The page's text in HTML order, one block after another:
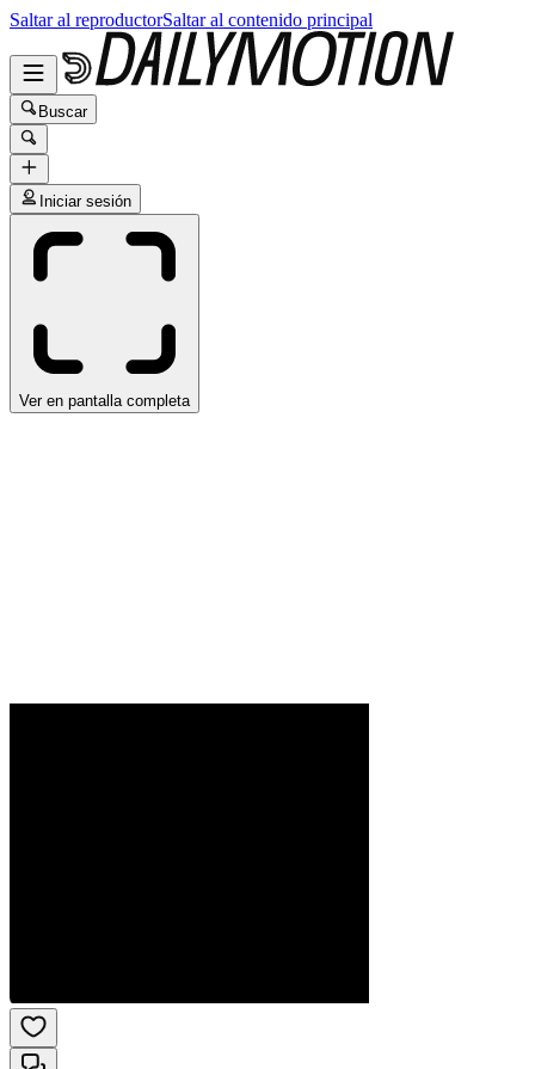
Saltar al reproductorSaltar al contenido principal
Buscar
Iniciar sesión
Ver en pantalla completa